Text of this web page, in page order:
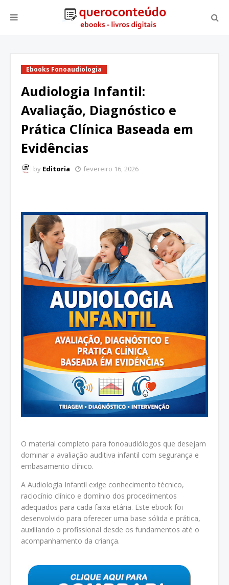
Ebooks Fonoaudiologia
Audiologia Infantil:
Avaliação, Diagnóstico e
Prática Clínica Baseada em
Evidências
by Editoria fevereiro 16, 2026
O material completo para fonoaudiólogos que desejam
dominar a avaliação auditiva infantil com segurança e
embasamento clínico.
A Audiologia Infantil exige conhecimento técnico,
raciocínio clínico e domínio dos procedimentos
adequados para cada faixa etária. Este ebook foi
desenvolvido para oferecer uma base sólida e prática,
auxiliando o profissional desde os fundamentos até o
acompanhamento da criança.